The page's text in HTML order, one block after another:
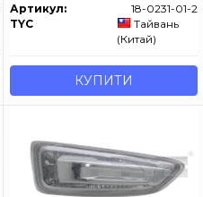
Артикул:
18-0231-01-2
TYC
Тайвань
(Китай)
КУПИТИ